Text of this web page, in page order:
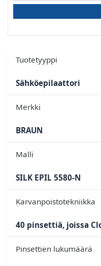
Tuotetyyppi
Sähköepilaattori
Merkki
BRAUN
Malli
SILK EPIL 5580-N
Karvanpoistotekniikka
40 pinsettiä, joissa
Pinsettien lukumäärä